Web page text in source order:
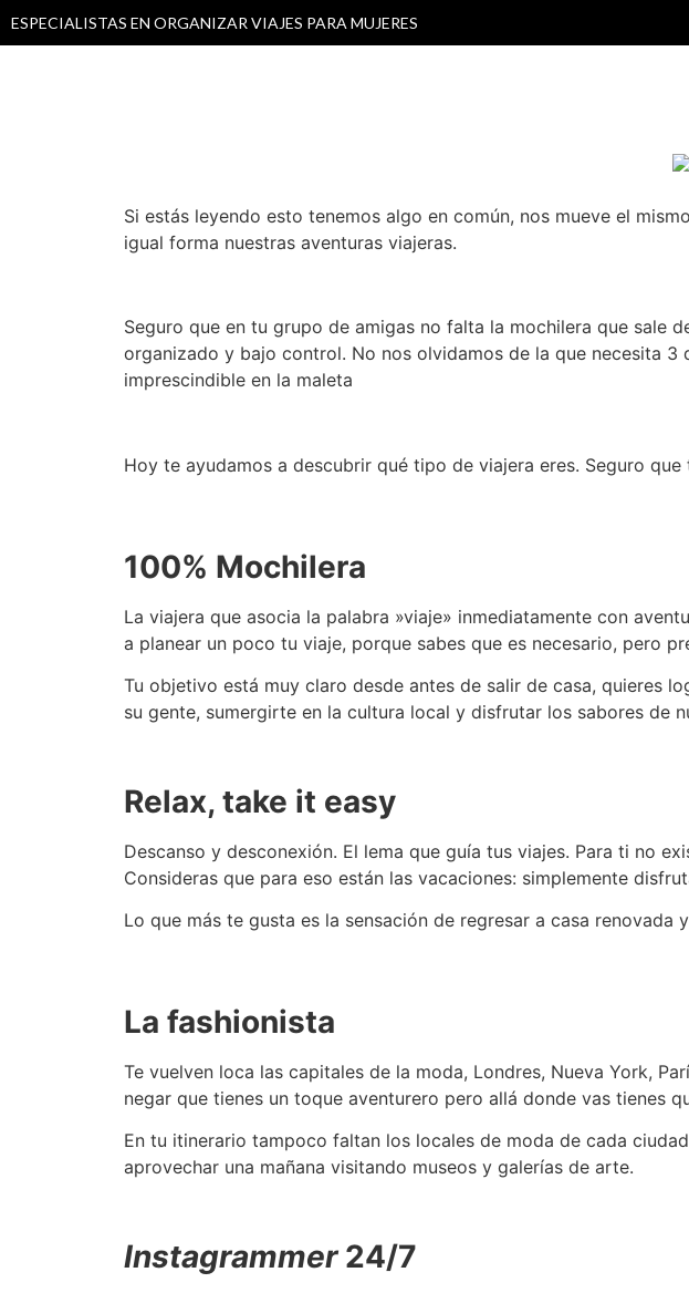
ESPECIALISTAS EN ORGANIZAR VIAJES PARA MUJERES
Si estás leyendo esto tenemos algo en común, nos mueve el
igual forma nuestras aventuras viajeras.
Seguro que en tu grupo de amigas no falta la mochilera que sale
organizado y bajo control. No nos olvidamos de la que necesita
imprescindible en la maleta
Hoy te ayudamos a descubrir qué tipo de viajera eres. Seguro
100% Mochilera
La viajera que asocia la palabra »viaje» inmediatamente con
a planear un poco tu viaje, porque sabes que es necesario, pero
Tu objetivo está muy claro desde antes de salir de casa, quieres
su gente, sumergirte en la cultura local y disfrutar los sabores de
Relax, take it easy
Descanso y desconexión. El lema que guía tus viajes. Para ti no
Consideras que para eso están las vacaciones: simplemente
Lo que más te gusta es la sensación de regresar a casa
La fashionista
Te vuelven loca las capitales de la moda, Londres, Nueva York,
negar que tienes un toque aventurero pero allá donde vas tienes
En tu itinerario tampoco faltan los locales de moda de cada
aprovechar una mañana visitando museos y galerías de arte.
Instagrammer 24/7